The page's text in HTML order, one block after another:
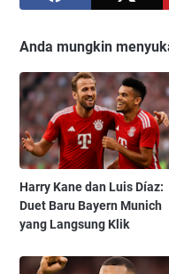
Anda mungkin
Harry Kane dan Luis Díaz:
Duet Baru Bayern Munich
yang Langsung Klik